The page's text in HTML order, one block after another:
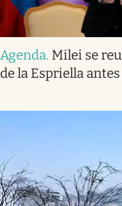
Agenda. Milei se
de la Espriella